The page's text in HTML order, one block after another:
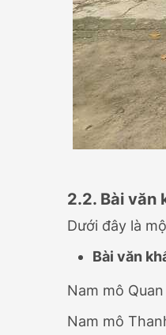
2.2. Bài văn
Dưới đây là
Bài văn
Nam mô
Nam mô